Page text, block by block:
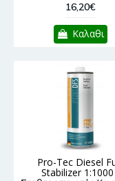
16,20€
Καλαθι
Pro-Tec Diesel
Stabilizer